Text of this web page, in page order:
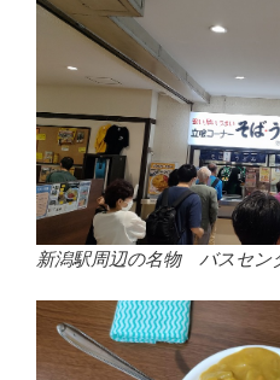
新潟駅周辺の名物 バスセン